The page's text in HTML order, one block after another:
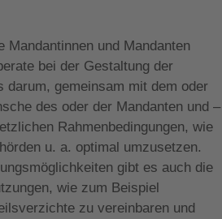
und Mandanten
bei der Gestaltung der
darum, gemeinsam mit dem oder
des oder der Mandanten und –
Rahmenbedingungen, wie
u. a. optimal umzusetzen.
gibt es auch die
wie zum Beispiel
zu vereinbaren und